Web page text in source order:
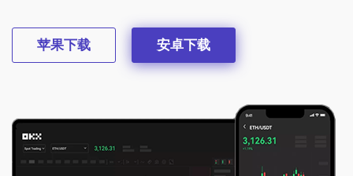
苹果下载 安卓下载